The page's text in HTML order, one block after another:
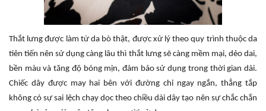
Thắt lưng được làm từ da bò thật, được xử lý theo quy trình thuộc da
tiên tiến nên sử dụng càng lâu thì thắt lưng sẽ càng mềm mại, dẻo dai,
bền màu và tăng độ bóng mịn, đảm bảo sử dụng trong thời gian dài.
Chiếc dây được may hai bên với đường chỉ ngay ngắn, thẳng tắp
không có sự sai lệch chạy dọc theo chiều dài dây tạo nên sự chắc chắn